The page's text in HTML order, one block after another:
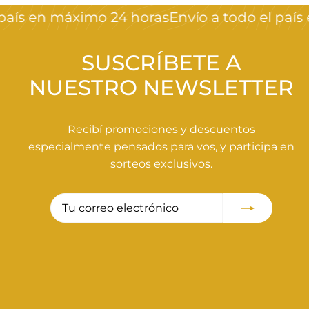
d
e
0
0
0
en máximo 24 horasEnvío a todo el país
SUSCRÍBETE A
NUESTRO NEWSLETTER
Recibí promociones y descuentos
especialmente pensados para vos, y participa en
sorteos exclusivos.
Tu
Suscribir